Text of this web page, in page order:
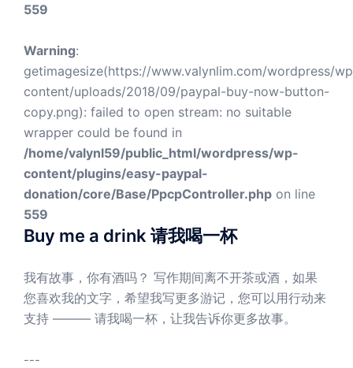
559
Warning:
getimagesize(https://www.valynlim.com/wordpress/
content/uploads/2018/09/paypal-buy-now-button-
copy.png): failed to open stream: no suitable
wrapper could be found in
/home/valynl59/public_html/wordpress/wp-
content/plugins/easy-paypal-
donation/core/Base/PpcpController.php on line
559
Buy me a drink 请我喝一杯
我有故事，你有酒吗？ 写作期间离不开茶或酒，如果
您喜欢我的文字，希望我写更多游记，您可以用行动来
支持 ——— 请我喝一杯，让我告诉你更多故事。
---